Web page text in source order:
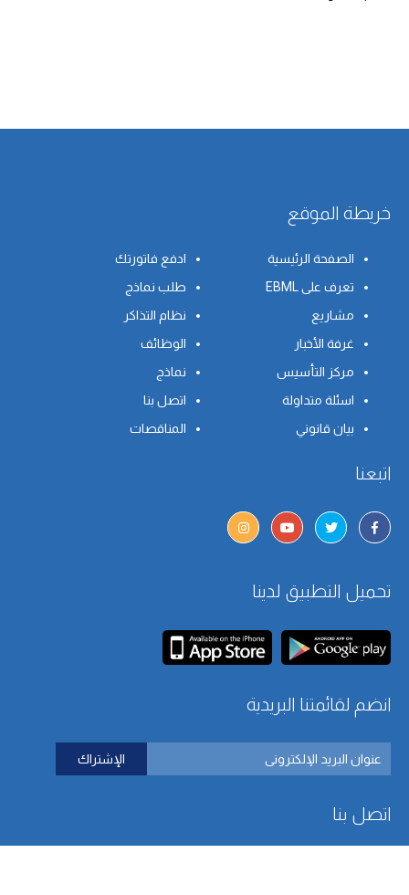
خريطة الموقع
الصفحة الرئيسية
ادفع فاتورتك
تعرف على EBML
طلب نماذج
مشاريع
نظام التذاكر
غرفة الأخبار
الوظائف
مركز التأسيس
نماذج
اسئلة متداولة
اتصل بنا
بيان قانوني
المناقصات
اتبعنا
تحميل التطبيق لدينا
انضم لقائمتنا البريدية
اتصل بنا